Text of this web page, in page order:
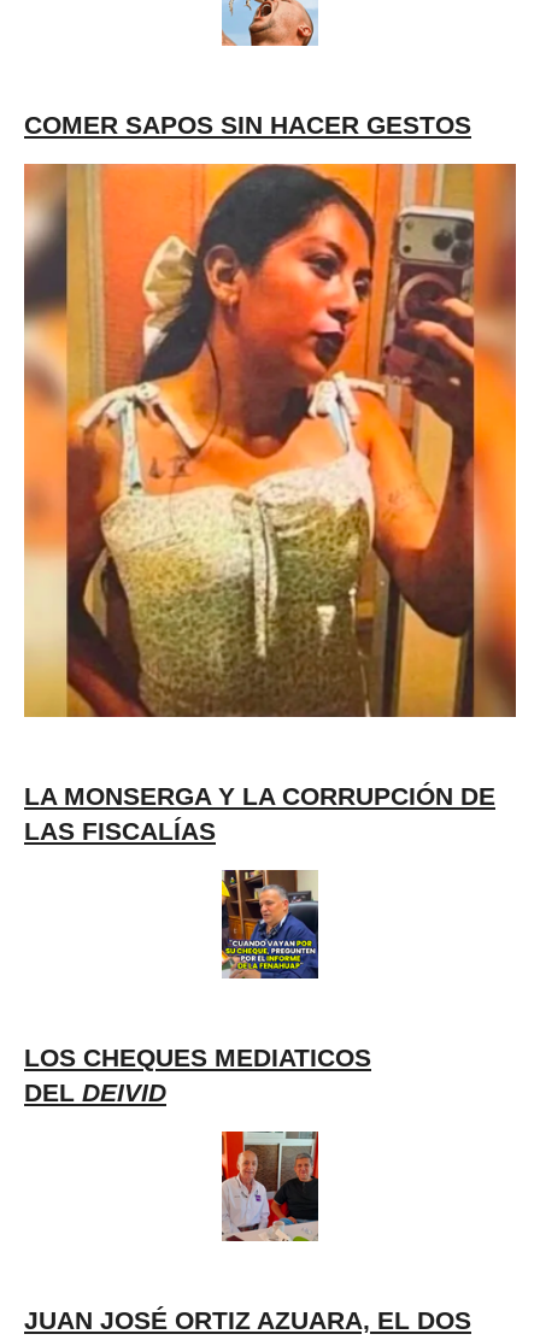
COMER SAPOS SIN HACER GESTOS
LA MONSERGA Y LA CORRUPCIÓN DE
LAS FISCALÍAS
LOS CHEQUES MEDIATICOS
DEL DEIVID
JUAN JOSÉ ORTIZ AZUARA, EL DOS